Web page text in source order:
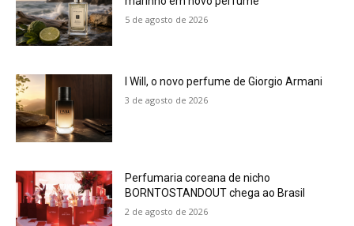
5 de agosto de 2026
I Will, o novo perfume de Giorgio Armani
3 de agosto de 2026
Perfumaria coreana de nicho
BORNTOSTANDOUT chega ao Brasil
2 de agosto de 2026